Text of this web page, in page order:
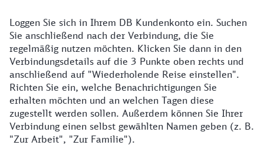
Loggen Sie sich in Ihrem DB Kundenkonto ein. Suchen
Sie anschließend nach der Verbindung, die Sie
regelmäßig nutzen möchten. Klicken Sie dann in den
Verbindungsdetails auf die 3 Punkte oben rechts und
anschließend auf "Wiederholende Reise einstellen".
Richten Sie ein, welche Benachrichtigungen Sie
erhalten möchten und an welchen Tagen diese
zugestellt werden sollen. Außerdem können Sie Ihrer
Verbindung einen selbst gewählten Namen geben (z. B.
"Zur Arbeit", "Zur Familie").